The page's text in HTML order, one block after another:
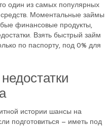
один из самых популярных
Моментальные займы
финансовые продукты,
Взять быстрый займ
по паспорту, под 0% для
истории шансы на
подготовиться — иметь под